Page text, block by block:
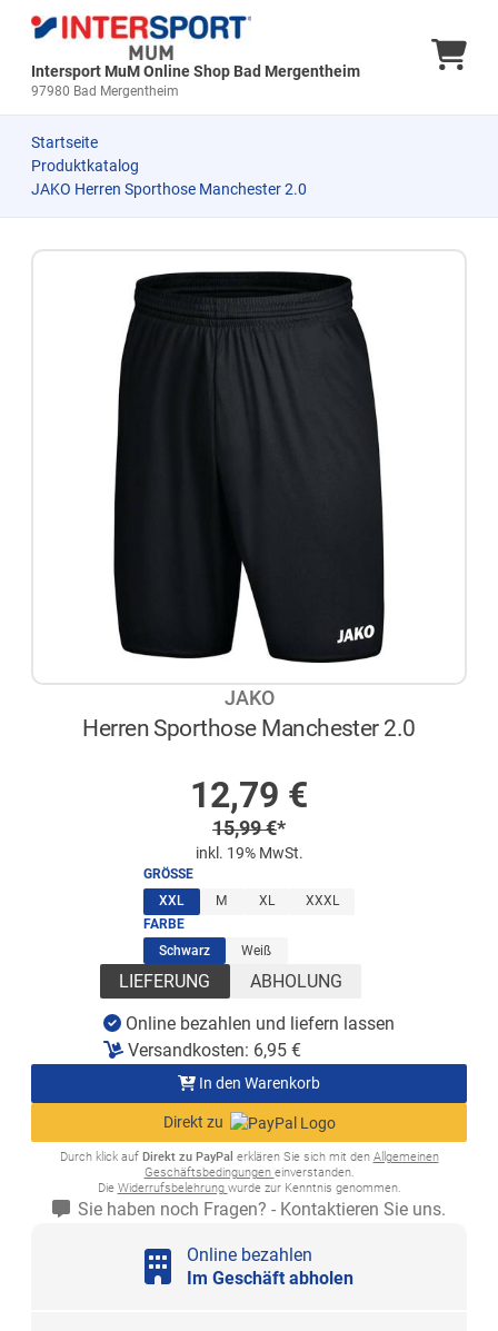
Intersport MuM Online Shop Bad Mergentheim
97980 Bad Mergentheim
Startseite
Produktkatalog
JAKO Herren Sporthose Manchester 2.0
JAKO
Herren Sporthose Manchester 2.0
Sonderpreis
12,79 €
Regulärer Preis
15,99€*
inkl. 19% MwSt.
GRÖSSE
XXL (ausgewählt)
M XL
XXXL
FARBE
Schwarz(ausgewählt)
Weiß
LIEFERUNG ABHOLUNG
Online bezahlen und liefern lassen
Versandkosten: 6,95 €
In den Warenkorb
Direkt zu
Durch klick auf Direkt zu PayPal erklären Sie sich mit den Allgemeinen
Geschäftsbedingungen einverstanden.
Die Widerrufsbelehrung wurde zur Kenntnis genommen.
Sie haben noch Fragen? - Kontaktieren Sie uns.
Online bezahlen
Im Geschäft abholen